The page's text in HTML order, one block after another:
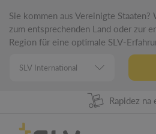
Sie kommen aus Vereinigte Staaten?
zum entsprechenden Land oder zur
Region für eine optimale SLV-
98% Rapidez na
5 anos